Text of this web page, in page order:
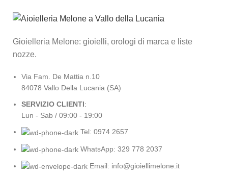
Gioielleria Melone: gioielli, orologi di marca e liste
nozze.
Via Fam. De Mattia n.10
84078 Vallo Della Lucania (SA)
SERVIZIO CLIENTI:
Lun - Sab / 09:00 - 19:00
Tel: 0974 2657
WhatsApp: 329 778 2037
Email: info@gioiellimelone.it